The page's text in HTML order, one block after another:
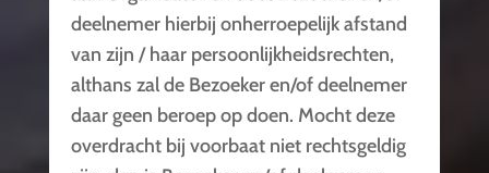
deelnemer hierbij onherroepelijk afstand
van zijn / haar persoonlijkheidsrechten,
althans zal de Bezoeker en/of deelnemer
daar geen beroep op doen. Mocht deze
overdracht bij voorbaat niet rechtsgeldig